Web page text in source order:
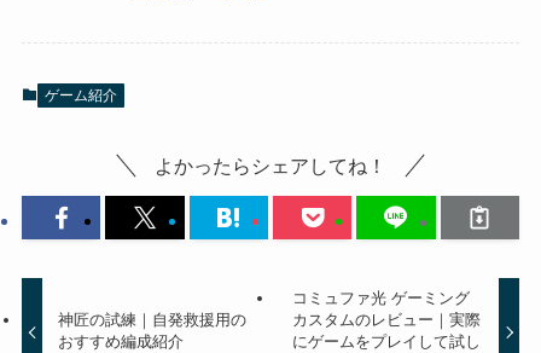
ゲーム紹介
よかったらシェアしてね！
神匠の試練｜自発救援用の
おすすめ編成紹介
コミュファ光 ゲーミング
カスタムのレビュー｜実際
にゲームをプレイして試し